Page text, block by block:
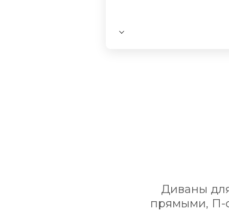
Диваны
прямыми, П-